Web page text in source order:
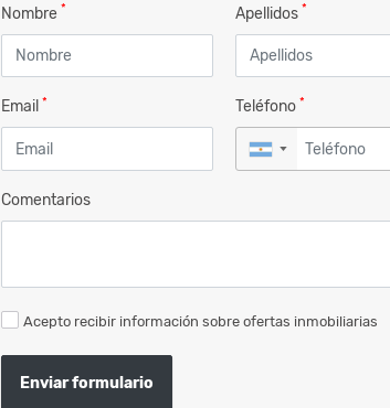
Nombre * Apellidos *
Email * Teléfono *
▼
Comentarios
Acepto recibir información sobre ofertas inmobiliarias
Enviar formulario